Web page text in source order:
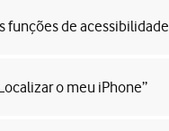
funções de acessibilidade
o meu iPhone”